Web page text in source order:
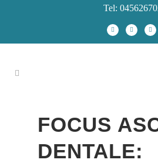
Tel:
FOCUS
DENTALE: